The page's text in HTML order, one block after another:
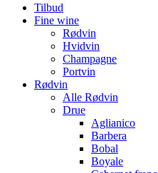
Tilbud
Fine wine
Rødvin
Hvidvin
Champagne
Portvin
Rødvin
Alle Rødvin
Drue
Aglianico
Barbera
Bobal
Boyale